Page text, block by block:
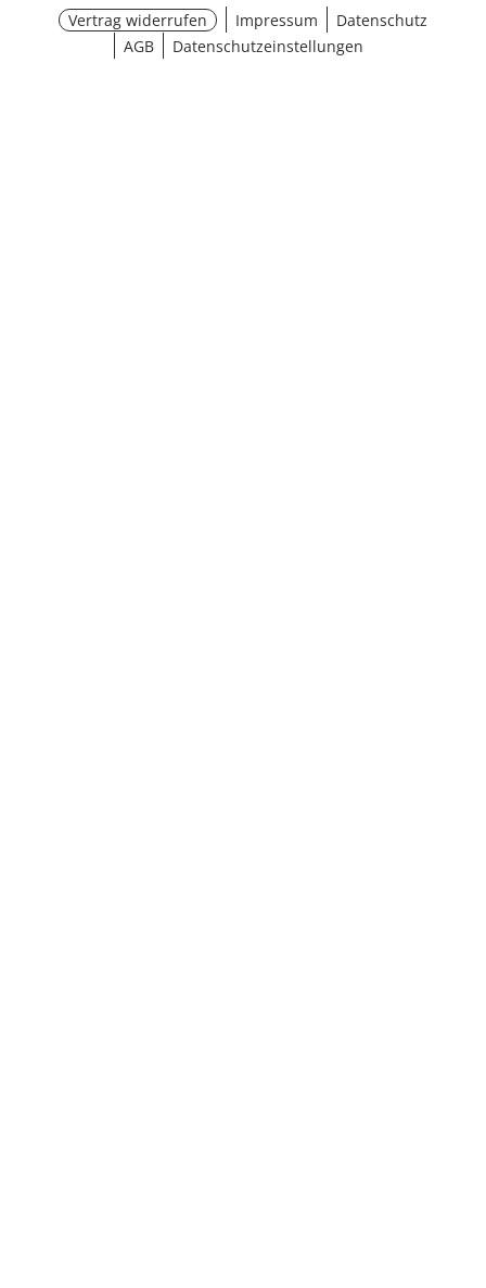
Vertrag widerrufen Impressum
Datenschutz
AGB
Datenschutzeinstellungen